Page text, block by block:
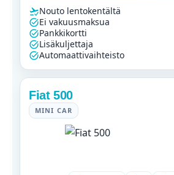
Nouto lentokentältä
Ei vakuusmaksua
Pankkikortti
Lisäkuljettaja
Automaattivaihteisto
Fiat 500
MINI CAR